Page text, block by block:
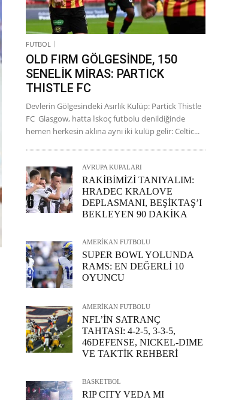
FUTBOL
OLD FIRM GÖLGESİNDE, 150
SENELİK MİRAS: PARTICK
THISTLE FC
Devlerin Gölgesindeki Asırlık Kulüp: Partick Thistle
FC Glasgow, hatta İskoç futbolu denildiğinde
hemen herkesin aklına aynı iki kulüp gelir: Celtic...
AVRUPA KUPALARI
RAKİBİMİZİ TANIYALIM:
HRADEC KRALOVE
DEPLASMANI, BEŞİKTAŞ’I
BEKLEYEN 90 DAKİKA
AMERİKAN FUTBOLU
SUPER BOWL YOLUNDA
RAMS: EN DEĞERLİ 10
OYUNCU
AMERİKAN FUTBOLU
NFL’İN SATRANÇ
TAHTASI: 4-2-5, 3-3-5,
46DEFENSE, NICKEL-DIME
VE TAKTİK REHBERİ
BASKETBOL
RIP CITY VEDA MI